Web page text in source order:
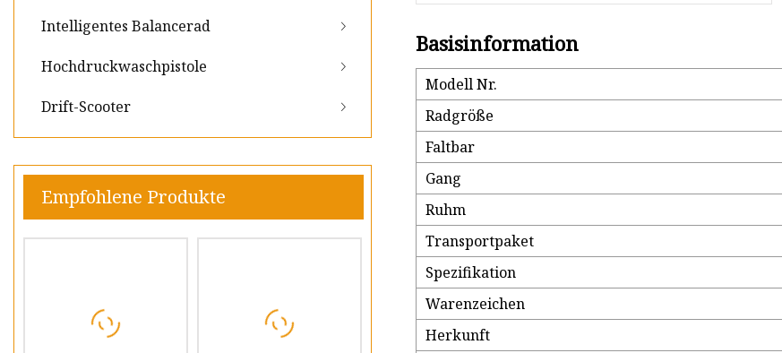
Intelligentes Balancerad
Hochdruckwaschpistole
Drift-Scooter
Empfohlene Produkte
Basisinformation
Modell Nr.
Radgröße
Faltbar
Gang
Ruhm
Transportpaket
Spezifikation
Warenzeichen
Herkunft